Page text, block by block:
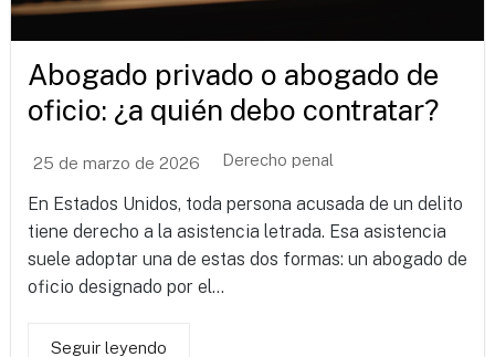
Abogado privado o abogado de
oficio: ¿a quién debo contratar?
25 de marzo de 2026 Derecho penal
En Estados Unidos, toda persona acusada de un delito
tiene derecho a la asistencia letrada. Esa asistencia
suele adoptar una de estas dos formas: un abogado de
oficio designado por el...
Seguir leyendo